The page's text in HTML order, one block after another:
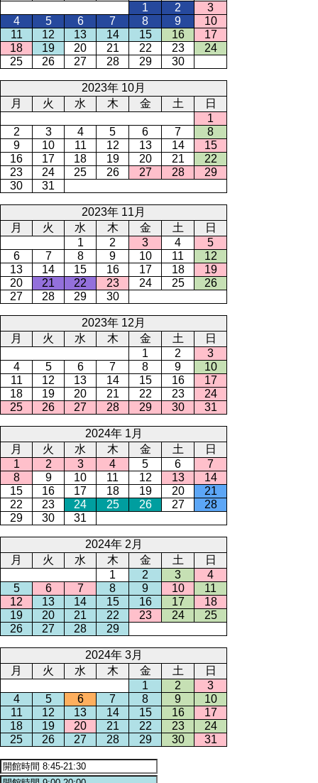
1
2
3
4
5 6 7 8 9
10
11
12 13 14 15 16
17
18
19 20 21 22 23
24
25
26 27 28 29 30
2023年 10月
月
火 水 木 金 土
日
1
2
3 4 5 6 7
8
9
10 11 12 13 14
15
16
17 18 19 20 21
22
23
24 25 26 27 28
29
30
31
2023年 11月
月
火 水 木 金 土
日
1
2 3 4
5
6
7 8 9 10 11
12
13
14 15 16 17 18
19
20
21 22 23 24 25
26
27
28 29 30
2023年 12月
月
火 水 木 金 土
日
1
2
3
4
5 6 7 8 9
10
11
12 13 14 15 16
17
18
19 20 21 22 23
24
25
26 27 28 29 30 31
2024年 1月
月
火 水 木 金 土
日
1
2 3 4 5 6
7
8
9 10 11 12 13
14
15
16 17 18 19 20
21
22
23 24 25 26 27
28
29
30 31
2024年 2月
月
火 水 木 金 土
日
1
2 3
4
5
6 7 8 9 10
11
12
13 14 15 16 17
18
19
20 21 22 23 24
25
26
27 28 29
2024年 3月
月
火 水 木 金 土
日
1
2
3
4
5 6 7 8 9
10
11
12 13 14 15 16
17
18
19 20 21 22 23
24
25
26 27 28 29 30 31